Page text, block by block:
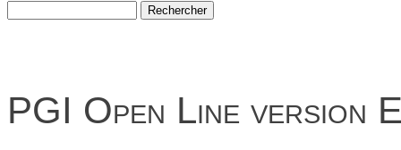
PGI Open Line version